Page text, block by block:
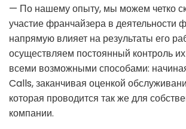
— По нашему опыту, мы можем четко
участие франчайзера в деятельности
напрямую влияет на результаты его
осуществляем постоянный контроль
всеми возможными способами:
Calls, заканчивая оценкой
которая проводится так же для
компании.